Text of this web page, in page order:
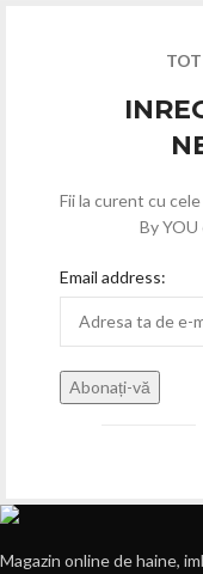
TOT
Fii la curent cu
By
Email address:
Magazin online de haine,